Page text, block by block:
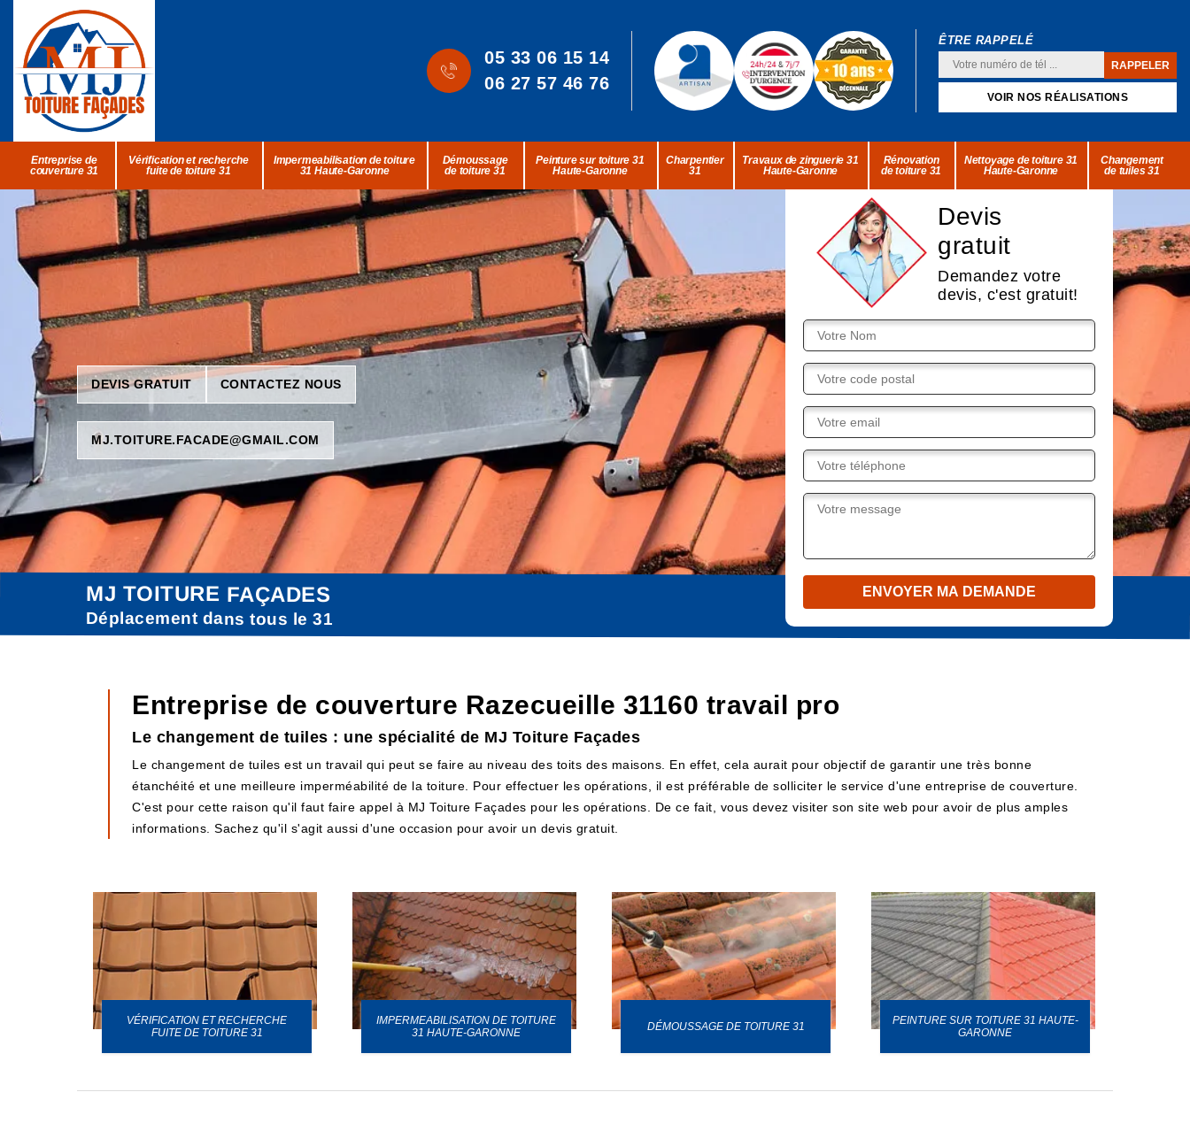
05 33 06 15 14
06 27 57 46 76
ÊTRE RAPPELÉ
VOIR NOS RÉALISATIONS
Entreprise de
couverture 31
Vérification et recherche
fuite de toiture 31
Impermeabilisation de toiture
31 Haute-Garonne
Démoussage
de toiture 31
Peinture sur toiture 31
Haute-Garonne
Charpentier
31
Travaux de zinguerie 31
Haute-Garonne
Rénovation
de toiture 31
Nettoyage de toiture 31
Haute-Garonne
Changement
de tuiles 31
DEVIS GRATUIT CONTACTEZ NOUS
MJ.TOITURE.FACADE@GMAIL.COM
Devis
gratuit
Demandez votre
devis, c'est gratuit!
MJ TOITURE FAÇADES
Déplacement dans tous le 31
Entreprise de couverture Razecueille 31160 travail pro
Le changement de tuiles : une spécialité de MJ Toiture Façades
Le changement de tuiles est un travail qui peut se faire au niveau des toits des maisons. En effet, cela aurait pour objectif de garantir une très bonne
étanchéité et une meilleure imperméabilité de la toiture. Pour effectuer les opérations, il est préférable de solliciter le service d'une entreprise de couverture.
C'est pour cette raison qu'il faut faire appel à MJ Toiture Façades pour les opérations. De ce fait, vous devez visiter son site web pour avoir de plus amples
informations. Sachez qu'il s'agit aussi d'une occasion pour avoir un devis gratuit.
VÉRIFICATION ET RECHERCHE
FUITE DE TOITURE 31
IMPERMEABILISATION DE TOITURE
31 HAUTE-GARONNE
DÉMOUSSAGE DE TOITURE 31
PEINTURE SUR TOITURE 31 HAUTE-
GARONNE